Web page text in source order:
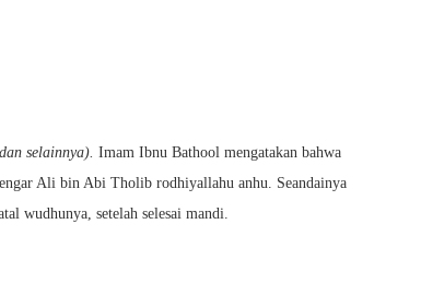
selainnya). Imam Ibnu Bathool mengatakan bahwa
Ali bin Abi Tholib rodhiyallahu anhu. Seandainya
wudhunya, setelah selesai mandi.